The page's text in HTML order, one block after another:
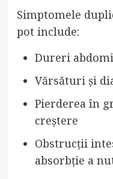
Simptomele
pot include:
Dureri
Vărsături și
Pierderea în
creștere
Obstrucții
absorbție a